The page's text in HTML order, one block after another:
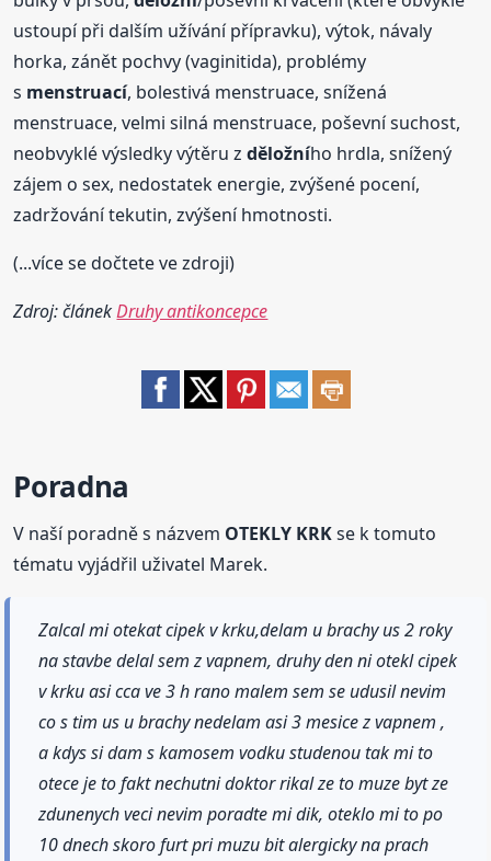
ustoupí při dalším užívání přípravku), výtok, návaly
horka, zánět pochvy (vaginitida), problémy
s menstruací, bolestivá menstruace, snížená
menstruace, velmi silná menstruace, poševní suchost,
neobvyklé výsledky výtěru zděložního hrdla, snížený
zájem o sex, nedostatek energie, zvýšené pocení,
zadržování tekutin, zvýšení hmotnosti.
(...více se dočtete ve zdroji)
Zdroj: článekDruhy antikoncepce
Poradna
V naší poradně s názvem OTEKLY KRKse k tomuto
tématu vyjádřil uživatel Marek.
Zalcal mi otekat cipek v krku,delam u brachy us 2 roky
na stavbe delal sem z vapnem, druhy den ni otekl cipek
v krku asi cca ve 3 h rano malem sem se udusil nevim
co s tim us u brachy nedelam asi 3 mesice z vapnem ,
a kdys si dam s kamosem vodku studenou tak mi to
otece je to fakt nechutni doktor rikal ze to muze byt ze
zdunenych veci nevim poradte mi dik, oteklo mi to po
10 dnech skoro furt pri muzu bit alergicky na prach